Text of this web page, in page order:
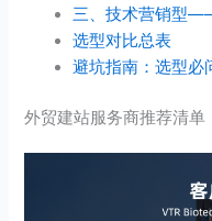
三、技术营销型
选型对比总表
避坑指南：选型必
外贸建站服务商推荐清单